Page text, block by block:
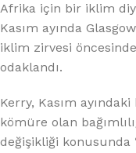
Afrika için bir iklim
Kasım ayında
iklim zirvesi
odaklandı.
Kerry, Kasım
kömüre olan
değişikliği konusunda